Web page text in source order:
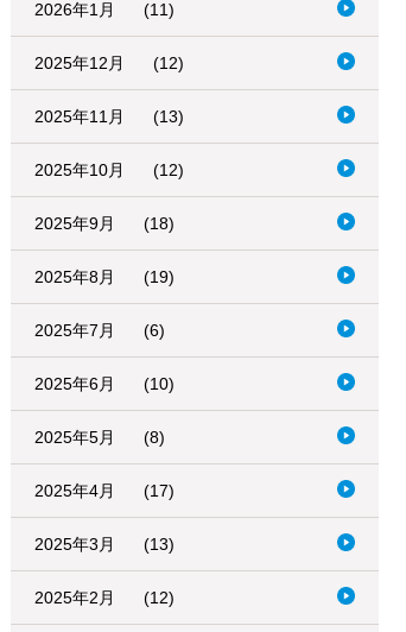
2026年1月 (11)
2025年12月 (12)
2025年11月 (13)
2025年10月 (12)
2025年9月 (18)
2025年8月 (19)
2025年7月 (6)
2025年6月 (10)
2025年5月 (8)
2025年4月 (17)
2025年3月 (13)
2025年2月 (12)